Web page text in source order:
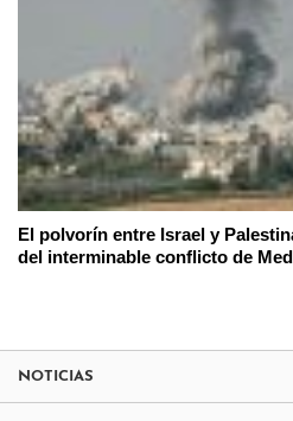
El polvorín entre Israel y
del interminable conflicto de
NOTICIAS